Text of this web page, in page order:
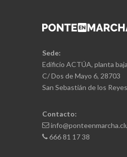
Sede:
Edificio ACTÚA, planta baja
C/ Dos de Mayo 6, 28703
San Sebastián de los
Contacto:
666 81 17 38